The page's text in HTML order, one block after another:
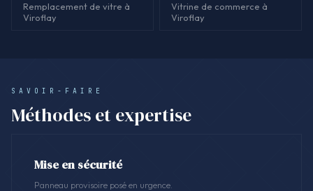
Remplacement de vitre à
Viroflay
Vitrine de commerce à
Viroflay
SAVOIR-FAIRE
Méthodes et expertise
Mise en sécurité
Panneau provisoire posé en urgence.